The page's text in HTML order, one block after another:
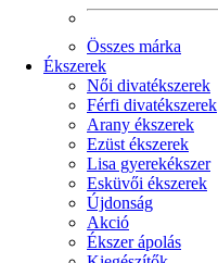
Összes márka
Ékszerek
Női divatékszerek
Férfi divatékszerek
Arany ékszerek
Ezüst ékszerek
Lisa gyerekékszer
Esküvői ékszerek
Újdonság
Akció
Ékszer ápolás